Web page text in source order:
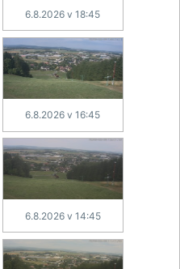
6.8.2026 v 18:45
6.8.2026 v 16:45
6.8.2026 v 14:45